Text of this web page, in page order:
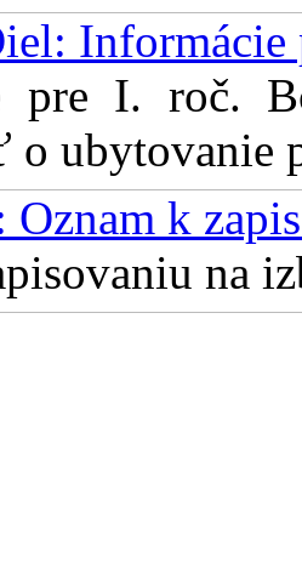
Informácie
pre I. roč.
ubytovanie
k
na